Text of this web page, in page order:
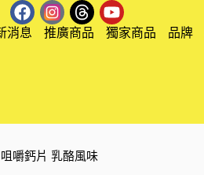
消息 推廣商品 獨家商品 品牌
嚼鈣片 乳酪風味